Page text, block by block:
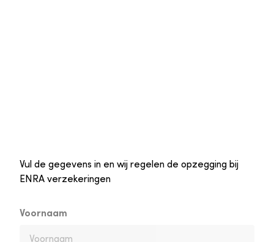
Vul de gegevens in en wij regelen de opzegging bij
ENRA verzekeringen
Voornaam